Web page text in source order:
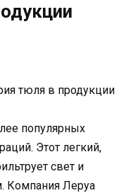
тюля в продукции
популярных
Этот легкий,
свет и
Компания Леруа